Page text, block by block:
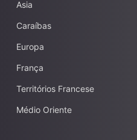
Asia
Caraíbas
Europa
França
Territórios Francese
Médio Oriente